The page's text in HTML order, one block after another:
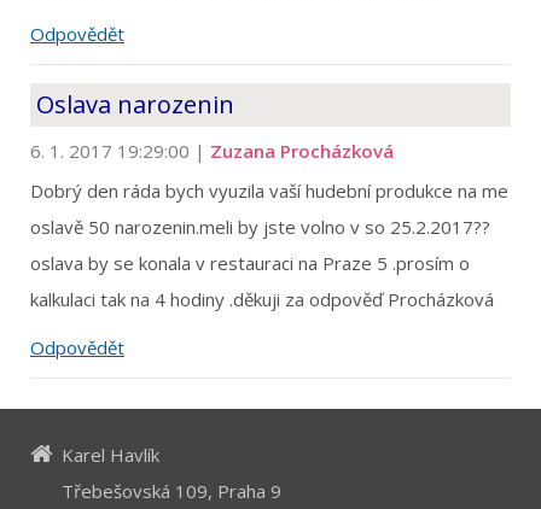
Odpovědět
Oslava narozenin
6. 1. 2017 19:29:00 | Zuzana Procházková
Dobrý den ráda bych vyuzila vaší hudební produkce na me
oslavě 50 narozenin.meli by jste volno v so 25.2.2017??
oslava by se konala v restauraci na Praze 5 .prosím o
kalkulaci tak na 4 hodiny .děkuji za odpověď Procházková
Odpovědět
Karel Havlík
Třebešovská 109, Praha 9